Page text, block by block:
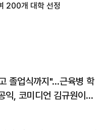
200개 대학 선정
졸업식까지"…근육병 학
익, 코미디언 김규원이었